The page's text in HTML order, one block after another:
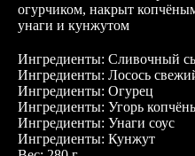
огурчиком, накрыт
унаги и кунжутом
Ингредиенты: Сливочный
Ингредиенты: Лосось
Ингредиенты: Огурец
Ингредиенты: Угорь
Ингредиенты: Унаги соус
Ингредиенты: Кунжут